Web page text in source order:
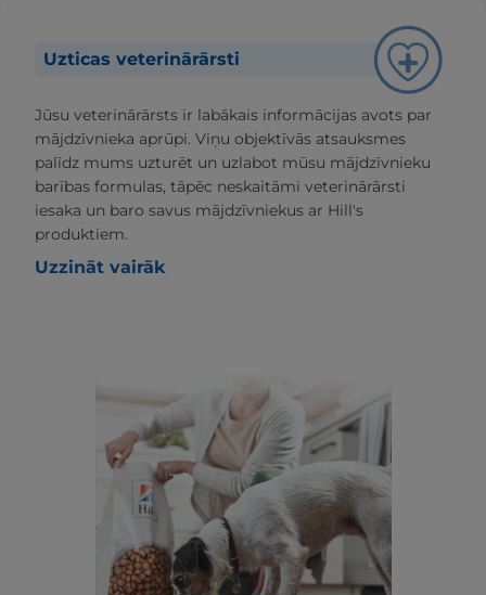
Uzticas veterinārārsti
Jūsu veterinārārsts ir labākais informācijas avots par
mājdzīvnieka aprūpi. Viņu objektīvās atsauksmes
palīdz mums uzturēt un uzlabot mūsu mājdzīvnieku
barības formulas, tāpēc neskaitāmi veterinārārsti
iesaka un baro savus mājdzīvniekus ar Hill's
produktiem.
Uzzināt vairāk